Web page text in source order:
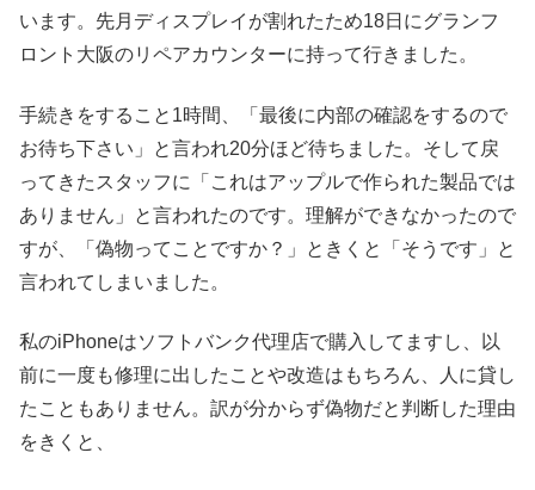
います。先月ディスプレイが割れたため18日にグランフ
ロント大阪のリペアカウンターに持って行きました。
手続きをすること1時間、「最後に内部の確認をするので
お待ち下さい」と言われ20分ほど待ちました。そして戻
ってきたスタッフに「これはアップルで作られた製品では
ありません」と言われたのです。理解ができなかったので
すが、「偽物ってことですか？」ときくと「そうです」と
言われてしまいました。
私のiPhoneはソフトバンク代理店で購入してますし、以
前に一度も修理に出したことや改造はもちろん、人に貸し
たこともありません。訳が分からず偽物だと判断した理由
をきくと、